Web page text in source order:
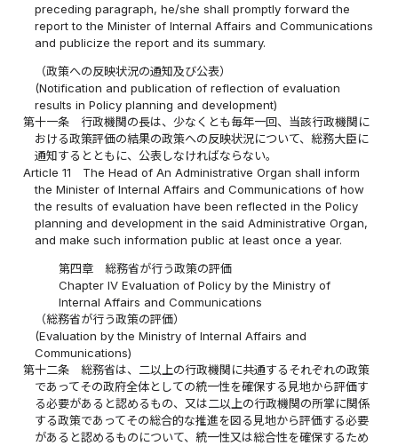
preceding paragraph, he/she shall promptly forward the
report to the Minister of Internal Affairs and Communications
and publicize the report and its summary.
（政策への反映状況の通知及び公表）
(Notification and publication of reflection of evaluation
results in Policy planning and development)
第十一条
行政機関の長は、少なくとも毎年一回、当該行政機関に
おける政策評価の結果の政策への反映状況について、総務大臣に
通知するとともに、公表しなければならない。
Article 11
The Head of An Administrative Organ shall inform
the Minister of Internal Affairs and Communications of how
the results of evaluation have been reflected in the Policy
planning and development in the said Administrative Organ,
and make such information public at least once a year.
第四章 総務省が行う政策の評価
Chapter IV Evaluation of Policy by the Ministry of
Internal Affairs and Communications
（総務省が行う政策の評価）
(Evaluation by the Ministry of Internal Affairs and
Communications)
第十二条
総務省は、二以上の行政機関に共通するそれぞれの政策
であってその政府全体としての統一性を確保する見地から評価す
る必要があると認めるもの、又は二以上の行政機関の所掌に関係
する政策であってその総合的な推進を図る見地から評価する必要
があると認めるものについて、統一性又は総合性を確保するため